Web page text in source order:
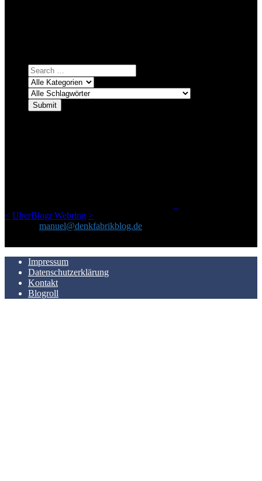
< UberBlogr Webring >
manuel@denkfabrikblog.de
Impressum
Datenschutzerklärung
Kontakt
Blogroll